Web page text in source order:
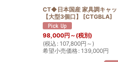
CT◆日本国産 家具調キャ
【大型3個口】
[CTGBLA]
98,000円 ～ (税別)
(税込 : 107,800円 ～)
希望小売価格: 139,000円